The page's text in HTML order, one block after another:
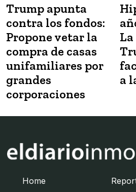
Trump apunta
contra los fondos:
Propone vetar la
compra de casas
unifamiliares por
grandes
corporaciones
a
Home